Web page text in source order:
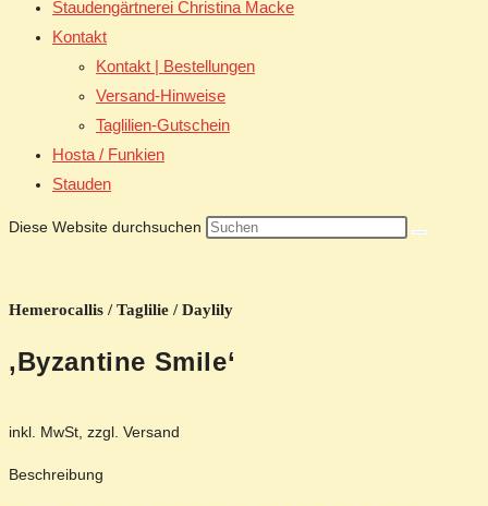
Staudengärtnerei Christina Macke
Kontakt
Kontakt | Bestellungen
Versand-Hinweise
Taglilien-Gutschein
Hosta / Funkien
Stauden
Diese Website durchsuchen
Hemerocallis / Taglilie / Daylily
‚Byzantine Smile‘
inkl. MwSt, zzgl. Versand
Beschreibung